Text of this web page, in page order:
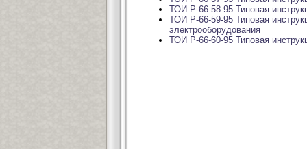
ТОИ Р-66-58-95 Типовая
ТОИ Р-66-59-95 Типовая
электрооборудования
ТОИ Р-66-60-95 Типовая